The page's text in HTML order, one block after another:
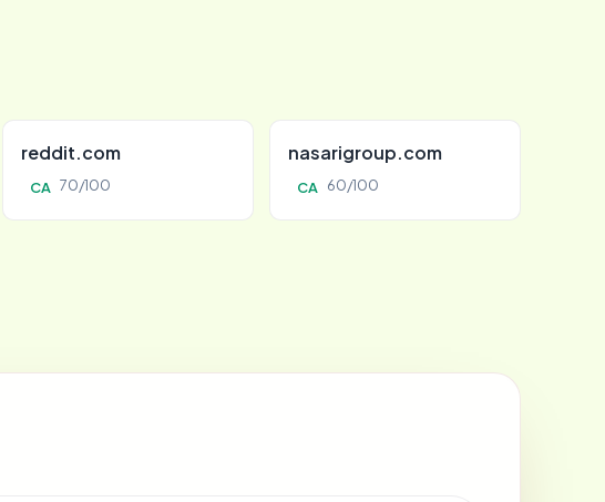
reddit.com
CA 70/100
nasarigroup.com
CA 60/100